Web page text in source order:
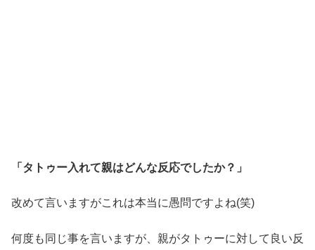
「タトゥー入れて親はどんな反応でしたか？」
改めて言いますがこれは本当に愚問ですよね(笑)
何度も同じ事を言いますが、親がタトゥーに対して良い反